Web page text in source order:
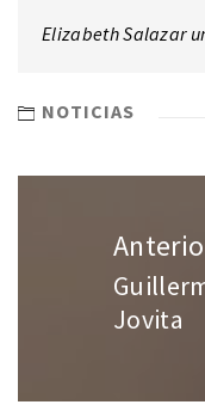
Elizabeth Salazar
NOTICIAS
Jovita